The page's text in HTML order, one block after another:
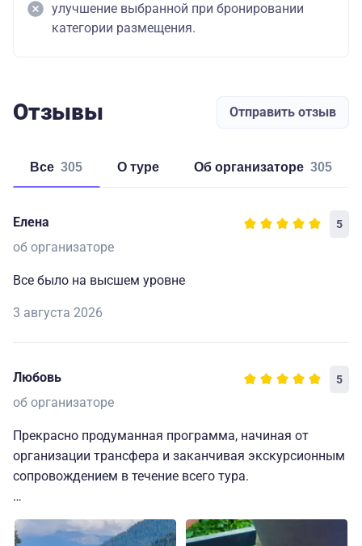
улучшение выбранной при бронировании
категории размещения.
Отзывы Отправить отзыв
Все 305 о туре об организаторе 305
Елена 5
об организаторе
Все было на высшем уровне
3 августа 2026
Любовь 5
об организаторе
Прекрасно продуманная программа, начиная от
организации трансфера и заканчивая экскурсионным
сопровождением в течение всего тура.
Доброжелательная атмосфера, ежедневная
информация в чате участников тура о мероприятиях